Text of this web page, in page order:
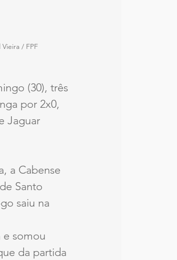
/ FPF
(30), três
por 2x0,
Jaguar
a Cabense
Santo
saiu na
e somou
da partida